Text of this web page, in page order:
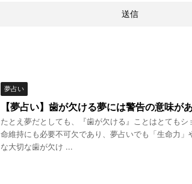
夢占い
【夢占い】歯が欠ける夢には警告の意味が
たとえ夢だとしても、『歯が欠ける』ことはとても
命維持にも必要不可欠であり、夢占いでも「生命力
な大切な歯が欠け ...